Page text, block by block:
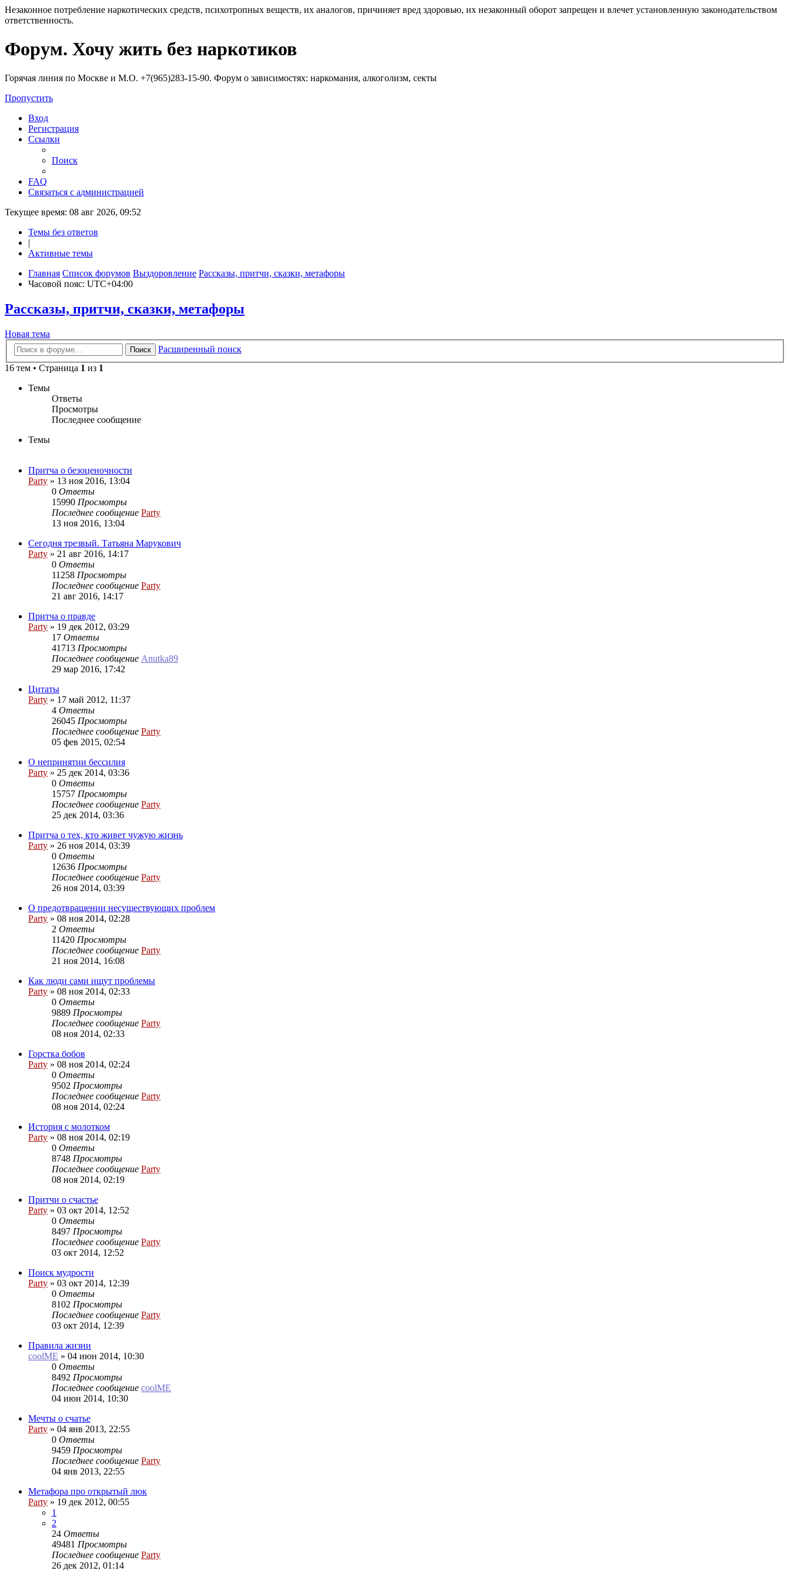
Незаконное потребление наркотических средств, психотропных веществ, их аналогов, причиняет вред здоровью, их незаконный оборот запрещен и влечет установленную законодательством
ответственность.
Регистрация
Форум. Хочу жить без наркотиков
Горячая линия по Москве и М.О. +7(965)283-15-90. Форум о зависимостях: наркомания, алкоголизм, секты
Пропустить
Вход
Регистрация
Ссылки
Поиск
FAQ
Связаться с администрацией
Текущее время: 08 авг 2026, 09:52
Темы без ответов
|
Активные темы
Главная Список форумов Выздоровление Рассказы, притчи, сказки, метафоры
Часовой пояс: UTC+04:00
Рассказы, притчи, сказки, метафоры
Новая
тема
Новая тема
Поиск
Расширенный поиск
16 тем • Страница 1 из 1
Темы
Ответы
Просмотры
Последнее сообщение
Темы
Притча о безоценочности
Party » 13 ноя 2016, 13:04
0 Ответы
15990 Просмотры
Последнее сообщение Party
13 ноя 2016, 13:04
Сегодня трезвый. Татьяна Марукович
Party » 21 авг 2016, 14:17
0 Ответы
11258 Просмотры
Последнее сообщение Party
21 авг 2016, 14:17
Притча о правде
Party » 19 дек 2012, 03:29
17 Ответы
41713 Просмотры
Последнее сообщение Anutka89
29 мар 2016, 17:42
Цитаты
Party » 17 май 2012, 11:37
4 Ответы
26045 Просмотры
Последнее сообщение Party
05 фев 2015, 02:54
О непринятии бессилия
Party » 25 дек 2014, 03:36
0 Ответы
15757 Просмотры
Последнее сообщение Party
25 дек 2014, 03:36
Притча о тех, кто живет чужую жизнь
Party » 26 ноя 2014, 03:39
0 Ответы
12636 Просмотры
Последнее сообщение Party
26 ноя 2014, 03:39
О предотвращении несуществующих проблем
Party » 08 ноя 2014, 02:28
2 Ответы
11420 Просмотры
Последнее сообщение Party
21 ноя 2014, 16:08
Как люди сами ищут проблемы
Party » 08 ноя 2014, 02:33
0 Ответы
9889 Просмотры
Последнее сообщение Party
08 ноя 2014, 02:33
Горстка бобов
Party » 08 ноя 2014, 02:24
0 Ответы
9502 Просмотры
Последнее сообщение Party
08 ноя 2014, 02:24
История с молотком
Party » 08 ноя 2014, 02:19
0 Ответы
8748 Просмотры
Последнее сообщение Party
08 ноя 2014, 02:19
Притчи о счастье
Party » 03 окт 2014, 12:52
0 Ответы
8497 Просмотры
Последнее сообщение Party
03 окт 2014, 12:52
Поиск мудрости
Party » 03 окт 2014, 12:39
0 Ответы
8102 Просмотры
Последнее сообщение Party
03 окт 2014, 12:39
Правила жизни
coolME » 04 июн 2014, 10:30
0 Ответы
8492 Просмотры
Последнее сообщение coolME
04 июн 2014, 10:30
Мечты о счатье
Party » 04 янв 2013, 22:55
0 Ответы
9459 Просмотры
Последнее сообщение Party
04 янв 2013, 22:55
Метафора про открытый люк
Party » 19 дек 2012, 00:55
1
2
24 Ответы
49481 Просмотры
Последнее сообщение Party
26 дек 2012, 01:14